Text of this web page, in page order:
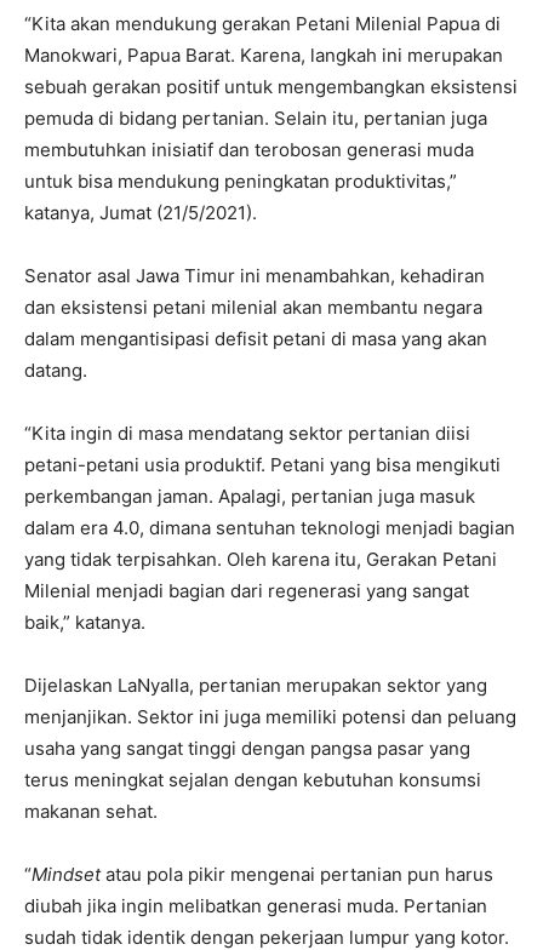
“Kita akan mendukung gerakan Petani Milenial Papua di
Manokwari, Papua Barat. Karena, langkah ini merupakan
sebuah gerakan positif untuk mengembangkan eksistensi
pemuda di bidang pertanian. Selain itu, pertanian juga
membutuhkan inisiatif dan terobosan generasi muda
untuk bisa mendukung peningkatan produktivitas,”
katanya, Jumat (21/5/2021).
Senator asal Jawa Timur ini menambahkan, kehadiran
dan eksistensi petani milenial akan membantu negara
dalam mengantisipasi defisit petani di masa yang akan
datang.
“Kita ingin di masa mendatang sektor pertanian diisi
petani-petani usia produktif. Petani yang bisa mengikuti
perkembangan jaman. Apalagi, pertanian juga masuk
dalam era 4.0, dimana sentuhan teknologi menjadi bagian
yang tidak terpisahkan. Oleh karena itu, Gerakan Petani
Milenial menjadi bagian dari regenerasi yang sangat
baik,” katanya.
Dijelaskan LaNyalla, pertanian merupakan sektor yang
menjanjikan. Sektor ini juga memiliki potensi dan peluang
usaha yang sangat tinggi dengan pangsa pasar yang
terus meningkat sejalan dengan kebutuhan konsumsi
makanan sehat.
“Mindsetatau pola pikir mengenai pertanian pun harus
diubah jika ingin melibatkan generasi muda. Pertanian
sudah tidak identik dengan pekerjaan lumpur yang kotor.